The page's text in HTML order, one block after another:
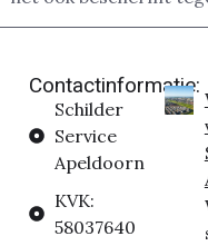
Contactinformatie:
Schilder
Service
Apeldoorn
KVK:
58037640